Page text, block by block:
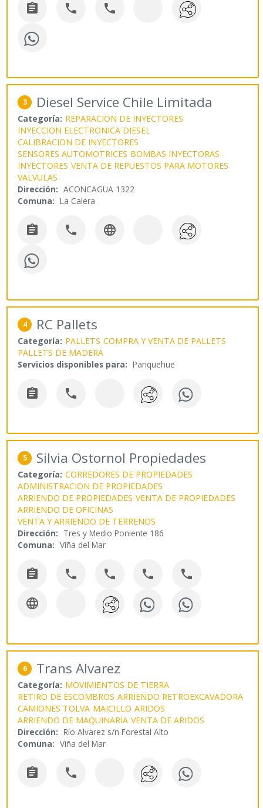
  
3 Diesel Service Chile Limitada
Categoría: REPARACION DE INYECTORES
INYECCION ELECTRONICA DIESEL
CALIBRACION DE INYECTORES
SENSORES AUTOMOTRICES BOMBAS INYECTORAS
INYECTORES VENTA DE REPUESTOS PARA MOTORES
VALVULAS
Dirección: ACONCAGUA 1322
Comuna: La Calera
  
4 RC Pallets
Categoría: PALLETS COMPRA Y VENTA DE PALLETS
PALLETS DE MADERA
Servicios disponibles para: Panquehue
 
5 Silvia Ostornol Propiedades
Categoría: CORREDORES DE PROPIEDADES
ADMINISTRACION DE PROPIEDADES
ARRIENDO DE PROPIEDADES VENTA DE PROPIEDADES
ARRIENDO DE OFICINAS
VENTA Y ARRIENDO DE TERRENOS
Dirección: Tres y Medio Poniente 186
Comuna: Viña del Mar
    

6 Trans Alvarez
Categoría: MOVIMIENTOS DE TIERRA
RETIRO DE ESCOMBROS ARRIENDO RETROEXCAVADORA
CAMIONES TOLVA MAICILLO ARIDOS
ARRIENDO DE MAQUINARIA VENTA DE ARIDOS
Dirección: Río Alvarez s/n Forestal Alto
Comuna: Viña del Mar
 